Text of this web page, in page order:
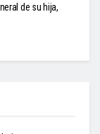
de su hija,